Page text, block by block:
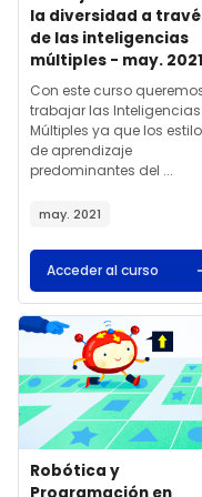
la diversidad a
de las inteligencias
múltiples - may. 2021
Texto del resumen del
Con este curso
trabajar las Inteligencias
Múltiples ya que los
de aprendizaje
predominantes del ...
may. 2021
Acceder al curso
Archivos del resumen
Archivos del resumen
Nombre del curso
Robótica y